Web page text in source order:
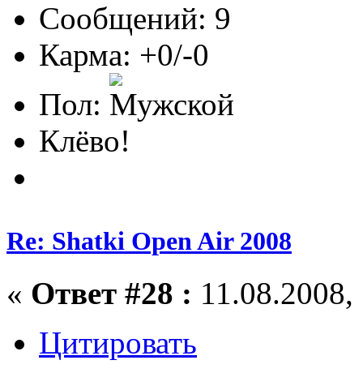
Сообщений: 9
Карма: +0/-0
Пол:
Клёво!
Re: Shatki Open Air 2008
« Ответ #28 :
Цитировать